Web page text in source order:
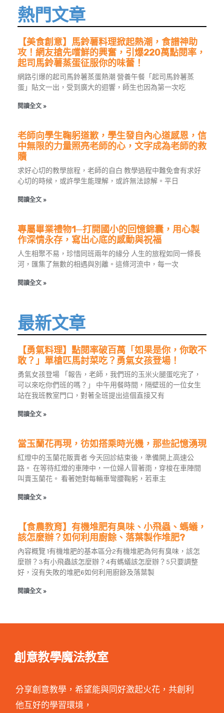
熱門文章
【美食創意】馬鈴薯料理掀起熱潮，食譜神助
攻！網友搶先嚐鮮的興奮，引爆220萬點閱率，
起司馬鈴薯蒸蛋征服你的味蕾！
網路引爆的起司馬鈴薯蒸蛋熱潮 營養午餐「起司馬鈴薯蒸
蛋」貼文一出，受到廣大的迴響，師生也因為第一次吃
閱讀全文 »
老師向學生鞠躬道歉，學生發自內心道感恩，信
中無限的力量照亮老師的心，文字成為老師的救
贖
求好心切的教學旅程，老師的自白 教學過程中難免會有求好
心切的時候，或許學生能理解，或許無法諒解。平日
閱讀全文 »
專屬畢業禮物1─打開國小的回憶錦囊，用心製
作深情永存，寫出心底的感動與祝福
人生相聚不易，珍惜同班兩年的緣分 人生的旅程如同一條長
河，匯集了無數的相遇與別離。這條河流中，每一次
閱讀全文 »
最新文章
【勇氣料理】點閱率破百萬「如果是你，你敢不
敢？」單槍匹馬討菜吃？勇氣女孩登場！
勇氣女孩登場 「報告，老師，我們班的玉米火腿蛋吃完了，
可以來吃你們班的嗎？」 中午用餐時間，隔壁班的一位女生
站在我班教室門口，對著全班提出這個直接又有
閱讀全文 »
當玉蘭花再現，彷如搭乘時光機，那些記憶湧現
紅燈中的玉蘭花販賣者 今天回診結束後，準備開上高速公
路。 在等待紅燈的車陣中，一位婦人冒著雨，穿梭在車陣間
叫賣玉蘭花。 看著她對每輛車彎腰鞠躬，若車主
閱讀全文 »
【食農教育】有機堆肥有臭味、小飛蟲、螞蟻，
該怎麼辦？如何利用廚餘、落葉製作堆肥?
內容概覽 1有機堆肥的基本區分2有機堆肥為何有臭味，該怎
麼辦？3有小飛蟲該怎麼辦？4有螞蟻該怎麼辦？5只要調整
好，沒有失敗的堆肥6如何利用廚餘及落葉製
閱讀全文 »
創意教學魔法教室
分享創意教學，希望能與同好激起火花，共創利
他互好的學習環境，